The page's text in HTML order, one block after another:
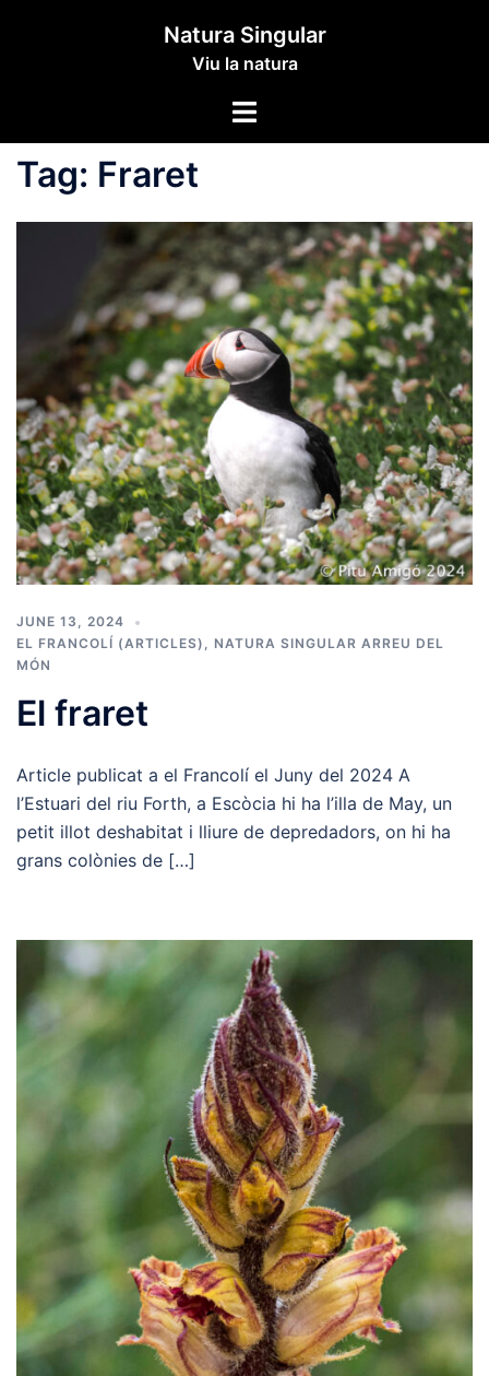
Natura Singular
Viu la natura
Toggle
Tag: Fraret
JUNE 13, 2024
EL FRANCOLÍ (ARTICLES)
NATURA SINGULAR ARREU DEL
MÓN
El fraret
Article publicat a el Francolí el Juny del 2024 A
l’Estuari del riu Forth, a Escòcia hi ha l’illa de May, un
petit illot deshabitat i lliure de depredadors, on hi ha
grans colònies de […]